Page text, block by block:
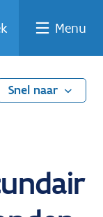
Menu
Snel naar